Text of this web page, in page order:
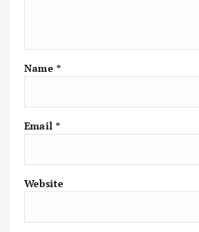
Name *
Email *
Website